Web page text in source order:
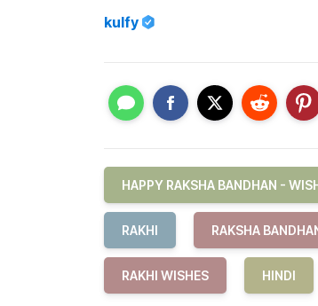
kulfy
HAPPY RAKSHA BANDHAN -
RAKHI RAKSHA
RAKHI WISHES HINDI